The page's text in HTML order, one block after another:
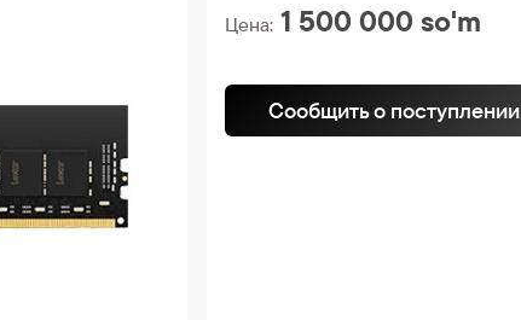
Цена: 1 500 000 so'm
Сообщить о поступлении